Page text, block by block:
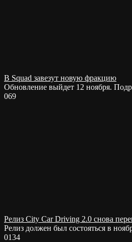
В Squad завезут новую фракцию
Обновление выйдет 12 ноября.
069
Релиз City Car Driving 2.0 cнова
Релиз должен был состояться в
0134